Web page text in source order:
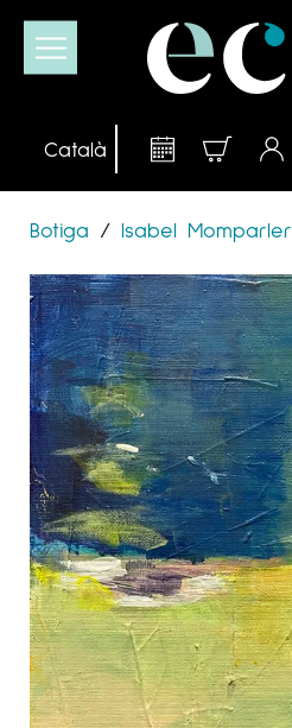
Botiga / Isabel Momparler